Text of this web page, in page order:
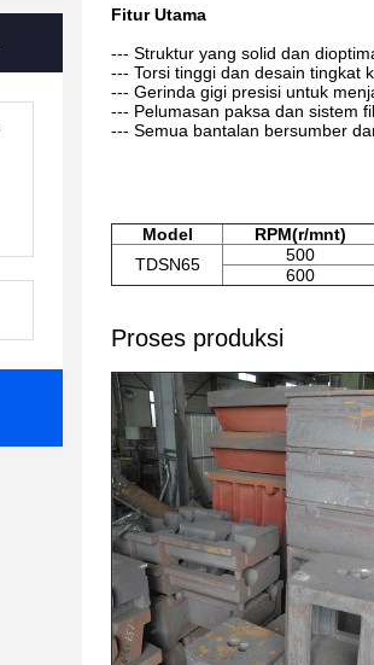
Fitur Utama
--- Struktur yang solid dan
--- Torsi tinggi dan desain tingkat
--- Gerinda gigi presisi untuk
--- Pelumasan paksa dan sistem
--- Semua bantalan bersumber
Model RPM(r/mnt)
TDSN65
500
600
Proses produksi